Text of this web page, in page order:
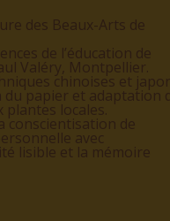
des Beaux-Arts de
de l’éducation de
Valéry, Montpellier.
chinoises et
papier et adaptation
plantes locales.
conscientisation de
avec
lisible et la mémoire